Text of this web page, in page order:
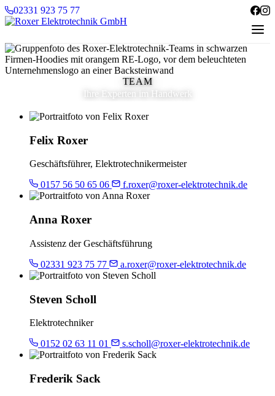
Zum Inhalt springen
02331 923 75 77
TEAM
Ihre Experten im Handwerk
Unser Team
Felix Roxer
Geschäftsführer, Elektrotechniker­meister
0157 56 50 65 06
f.roxer@roxer-elektrotechnik.de
Anna Roxer
Assistenz der Geschäftsführung
02331 923 75 77
a.roxer@roxer-elektrotechnik.de
Steven Scholl
Elektrotechniker
0152 02 63 11 01
s.scholl@roxer-elektrotechnik.de
Frederik Sack